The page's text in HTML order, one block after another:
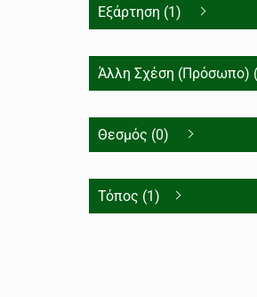
Εξάρτηση (1)
Άλλη Σχέση (Πρόσωπο)
Θεσμός (0)
Τόπος (1)